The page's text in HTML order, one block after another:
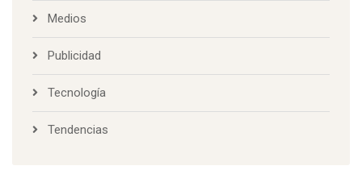
Medios
Publicidad
Tecnología
Tendencias